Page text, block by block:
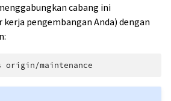
cabang ini
pengembangan Anda) dengan